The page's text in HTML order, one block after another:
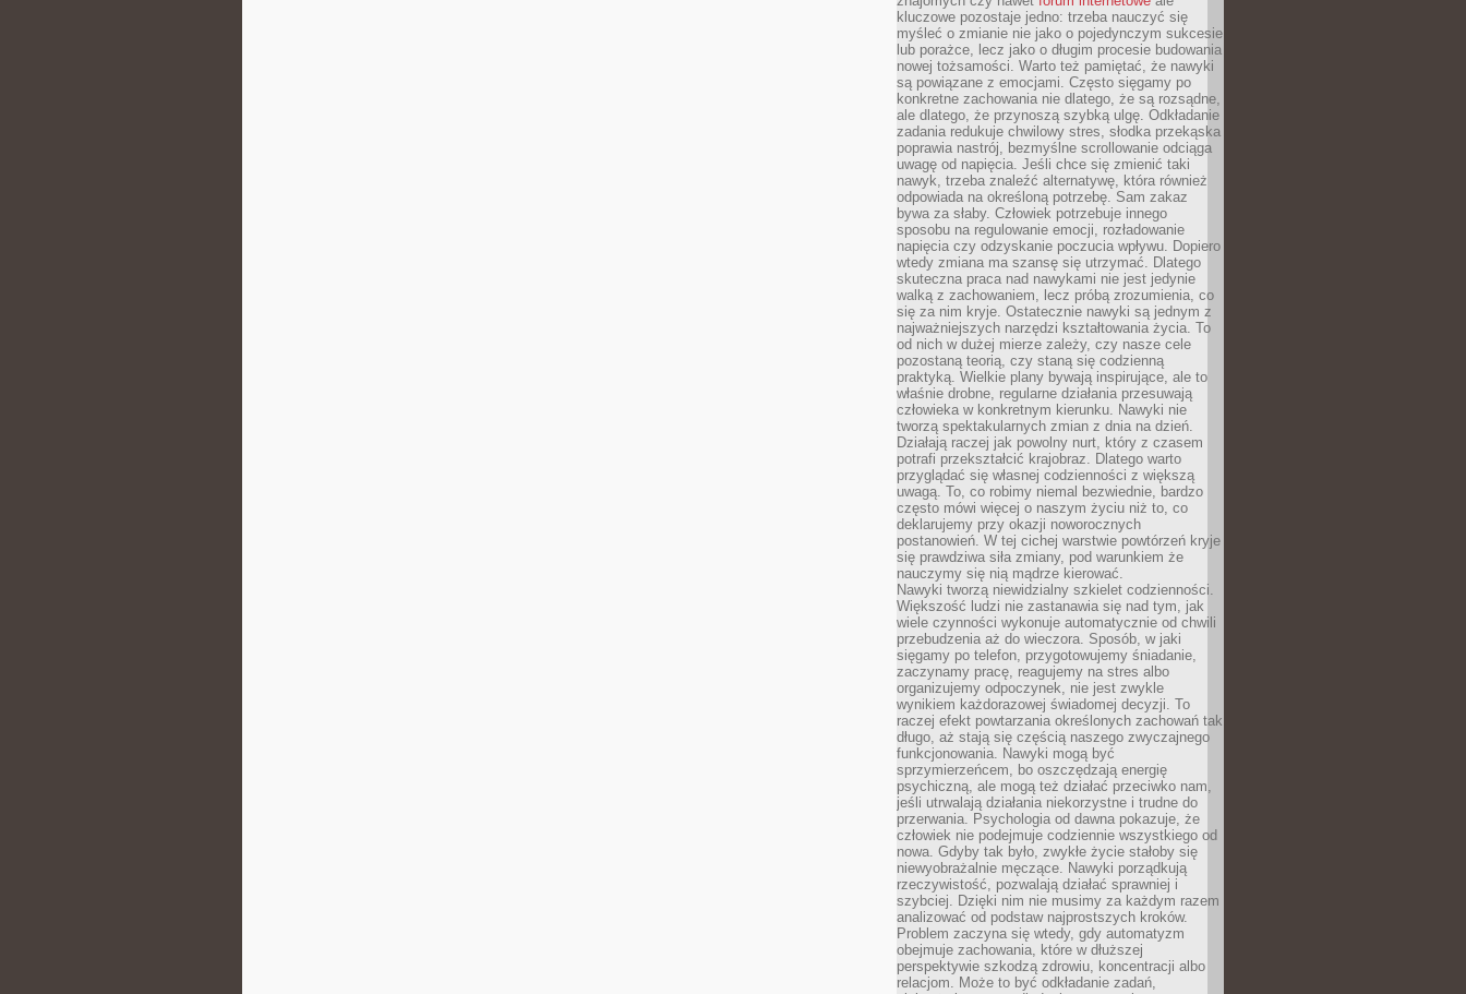
kluczowe pozostaje jedno: trzeba nauczyć się
myśleć o zmianie nie jako o pojedynczym sukcesie
lub porażce, lecz jako o długim procesie budowania
nowej tożsamości. Warto też pamiętać, że nawyki
są powiązane z emocjami. Często sięgamy po
konkretne zachowania nie dlatego, że są rozsądne,
ale dlatego, że przynoszą szybką ulgę. Odkładanie
zadania redukuje chwilowy stres, słodka przekąska
poprawia nastrój, bezmyślne scrollowanie odciąga
uwagę od napięcia. Jeśli chce się zmienić taki
nawyk, trzeba znaleźć alternatywę, która również
odpowiada na określoną potrzebę. Sam zakaz
bywa za słaby. Człowiek potrzebuje innego
sposobu na regulowanie emocji, rozładowanie
napięcia czy odzyskanie poczucia wpływu. Dopiero
wtedy zmiana ma szansę się utrzymać. Dlatego
skuteczna praca nad nawykami nie jest jedynie
walką z zachowaniem, lecz próbą zrozumienia, co
się za nim kryje. Ostatecznie nawyki są jednym z
najważniejszych narzędzi kształtowania życia. To
od nich w dużej mierze zależy, czy nasze cele
pozostaną teorią, czy staną się codzienną
praktyką. Wielkie plany bywają inspirujące, ale to
właśnie drobne, regularne działania przesuwają
człowieka w konkretnym kierunku. Nawyki nie
tworzą spektakularnych zmian z dnia na dzień.
Działają raczej jak powolny nurt, który z czasem
potrafi przekształcić krajobraz. Dlatego warto
przyglądać się własnej codzienności z większą
uwagą. To, co robimy niemal bezwiednie, bardzo
często mówi więcej o naszym życiu niż to, co
deklarujemy przy okazji noworocznych
postanowień. W tej cichej warstwie powtórzeń kryje
się prawdziwa siła zmiany, pod warunkiem że
nauczymy się nią mądrze kierować.
Nawyki tworzą niewidzialny szkielet codzienności.
Większość ludzi nie zastanawia się nad tym, jak
wiele czynności wykonuje automatycznie od chwili
przebudzenia aż do wieczora. Sposób, w jaki
sięgamy po telefon, przygotowujemy śniadanie,
zaczynamy pracę, reagujemy na stres albo
organizujemy odpoczynek, nie jest zwykle
wynikiem każdorazowej świadomej decyzji. To
raczej efekt powtarzania określonych zachowań tak
długo, aż stają się częścią naszego zwyczajnego
funkcjonowania. Nawyki mogą być
sprzymierzeńcem, bo oszczędzają energię
psychiczną, ale mogą też działać przeciwko nam,
jeśli utrwalają działania niekorzystne i trudne do
przerwania. Psychologia od dawna pokazuje, że
człowiek nie podejmuje codziennie wszystkiego od
nowa. Gdyby tak było, zwykłe życie stałoby się
niewyobrażalnie męczące. Nawyki porządkują
rzeczywistość, pozwalają działać sprawniej i
szybciej. Dzięki nim nie musimy za każdym razem
analizować od podstaw najprostszych kroków.
Problem zaczyna się wtedy, gdy automatyzm
obejmuje zachowania, które w dłuższej
perspektywie szkodzą zdrowiu, koncentracji albo
relacjom. Może to być odkładanie zadań,